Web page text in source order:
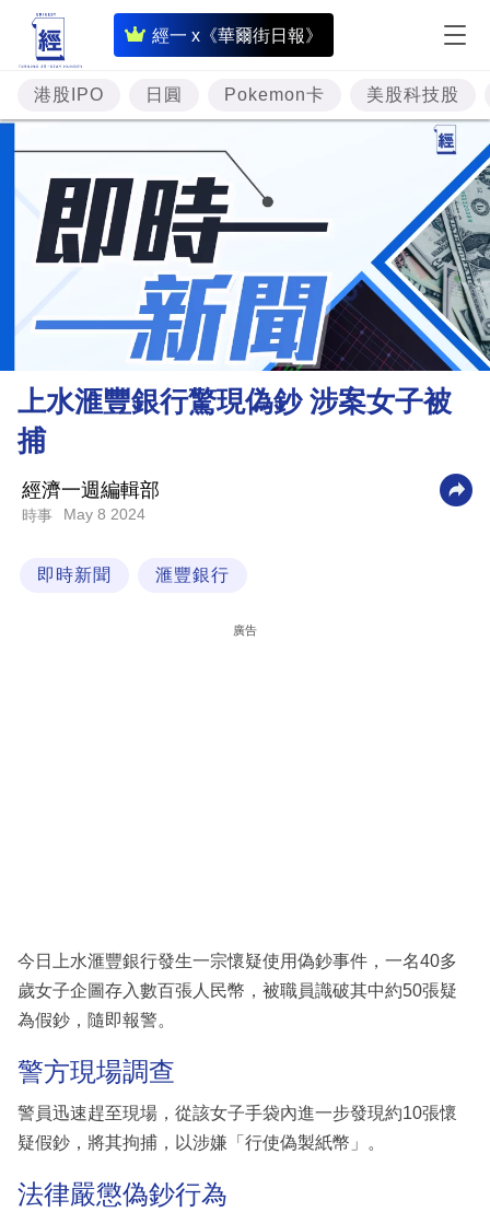
經一 x《華爾街日報》
即
時
財
經
專
題
投
資
樓
市
財
業
科
區
港股IPO 日圓 Pokemon卡 美股科技股
上水滙豐銀行驚現偽鈔 涉案女子被
捕
經濟一週編輯部
時事 May 8 2024
即時新聞 滙豐銀行
廣告
今日上水滙豐銀行發生一宗懷疑使用偽鈔事件，一名40多
歲女子企圖存入數百張人民幣，被職員識破其中約50張疑
為假鈔，隨即報警。
警方現場調查
警員迅速趕至現場，從該女子手袋內進一步發現約10張懷
疑假鈔，將其拘捕，以涉嫌「行使偽製紙幣」。
法律嚴懲偽鈔行為